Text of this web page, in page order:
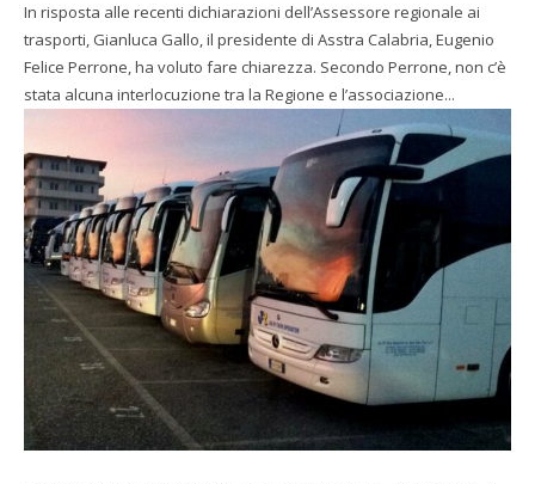
In risposta alle recenti dichiarazioni dell’Assessore regionale ai
trasporti, Gianluca Gallo, il presidente di Asstra Calabria, Eugenio
Felice Perrone, ha voluto fare chiarezza. Secondo Perrone, non c’è
stata alcuna interlocuzione tra la Regione e l’associazione...